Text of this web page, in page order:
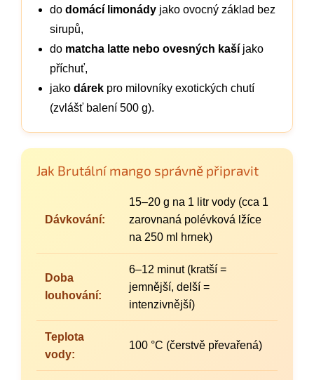
do domácí limonády jako ovocný základ bez
sirupů,
do matcha latte nebo ovesných kaší jako
příchuť,
jako dárek pro milovníky exotických chutí
(zvlášť balení 500 g).
Jak Brutální mango správně připravit
Dávkování:
15–20 g na 1 litr vody (cca 1
zarovnaná polévková lžíce
na 250 ml hrnek)
Doba
louhování:
6–12 minut (kratší =
jemnější, delší =
intenzivnější)
Teplota
vody:
100 °C (čerstvě převařená)